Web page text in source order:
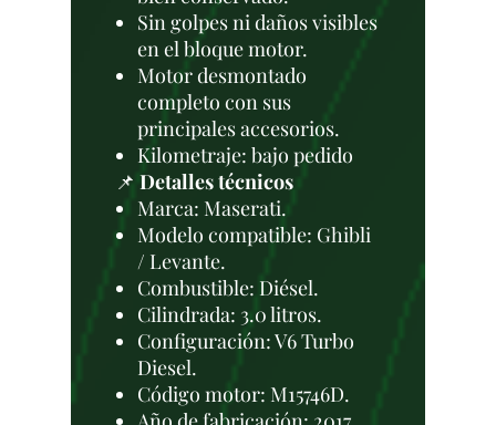
Sin golpes ni daños visibles
en el bloque motor.
Motor desmontado
completo con sus
principales accesorios.
Kilometraje: bajo pedido
📌 Detalles técnicos
Marca: Maserati.
Modelo compatible: Ghibli
/ Levante.
Combustible: Diésel.
Cilindrada: 3.0 litros.
Configuración: V6 Turbo
Diesel.
Código motor: M15746D.